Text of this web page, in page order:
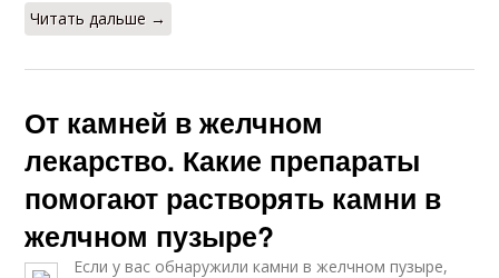
Читать дальше →
От камней в желчном
лекарство. Какие препараты
помогают растворять камни в
желчном пузыре?
Если у вас обнаружили камни в желчном пузыре,